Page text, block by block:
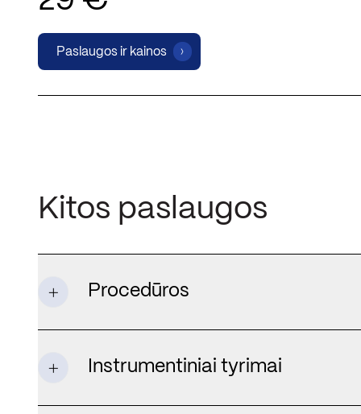
Paslaugos ir kainos
Kitos paslaugos
Procedūros
Instrumentiniai tyrimai